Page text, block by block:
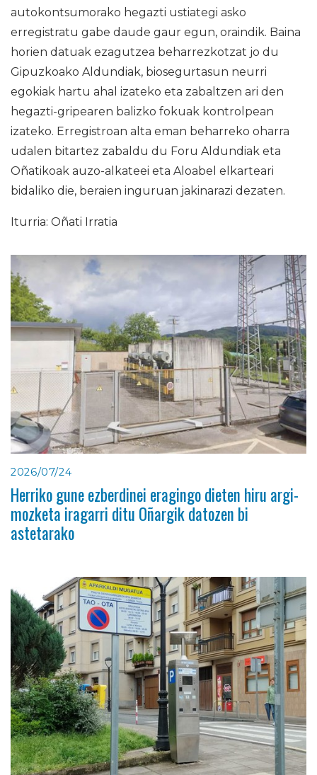
autokontsumorako hegazti ustiategi asko
erregistratu gabe daude gaur egun, oraindik. Baina
horien datuak ezagutzea beharrezkotzat jo du
Gipuzkoako Aldundiak, biosegurtasun neurri
egokiak hartu ahal izateko eta zabaltzen ari den
hegazti-gripearen balizko fokuak kontrolpean
izateko. Erregistroan alta eman beharreko oharra
udalen bitartez zabaldu du Foru Aldundiak eta
Oñatikoak auzo-alkateei eta Aloabel elkarteari
bidaliko die, beraien inguruan jakinarazi dezaten.
Iturria: Oñati Irratia
2026/07/24
Herriko gune ezberdinei eragingo dieten hiru argi-
mozketa iragarri ditu Oñargik datozen bi
astetarako